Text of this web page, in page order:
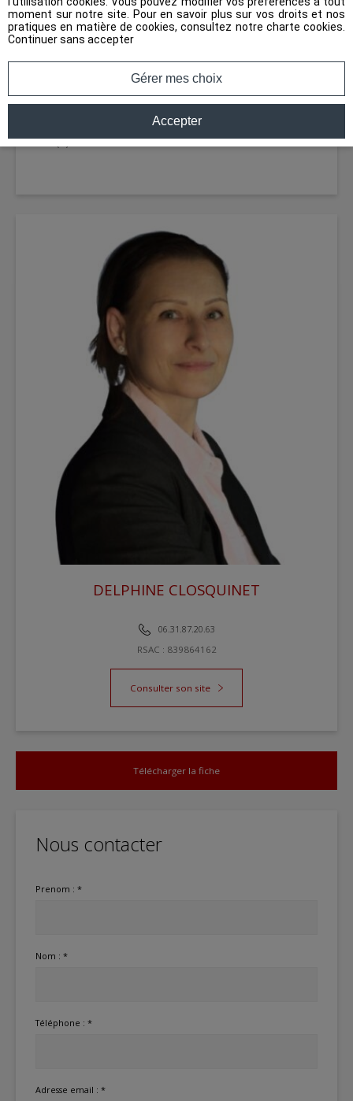
BIEN EN COPROPRIÉTÉ NON
CHAMBRES 3
SALLE(S) DE BAINS 1
DELPHINE CLOSQUINET
06.31.87.20.63
RSAC : 839864162
Consulter son site
Télécharger la fiche
Nous contacter
Prenom : *
Nom : *
Téléphone : *
Adresse email : *
moment sur notre site. Pour en savoir plus sur vos droits et nos
pratiques en matière de cookies, consultez notre charte cookies
Continuer sans accepter
Gérer mes choix
Accepter